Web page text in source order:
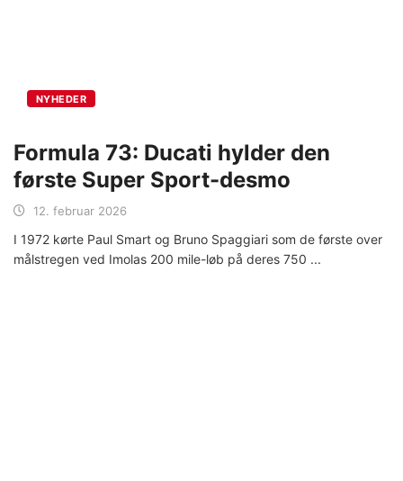
NYHEDER
Formula 73: Ducati hylder den
første Super Sport-desmo
12. februar 2026
I 1972 kørte Paul Smart og Bruno Spaggiari som de første over
målstregen ved Imolas 200 mile-løb på deres 750